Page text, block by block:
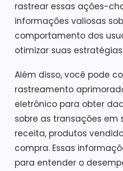
rastrear essas ações-
informações valiosas
comportamento dos
otimizar suas
Além disso, você pode
rastreamento
eletrônico para obter
sobre as transações em
receita, produtos
compra. Essas
para entender o